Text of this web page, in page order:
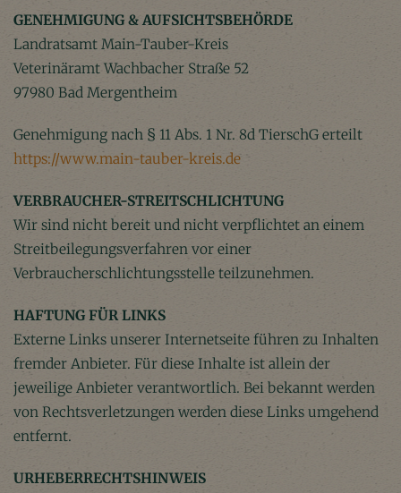
GENEHMIGUNG & AUFSICHTSBEHÖRDE
Landratsamt Main-Tauber-Kreis
Veterinäramt Wachbacher Straße 52
97980 Bad Mergentheim
Genehmigung nach § 11 Abs. 1 Nr. 8d TierschG erteilt
https://www.main-tauber-kreis.de
VERBRAUCHER-STREITSCHLICHTUNG
Wir sind nicht bereit und nicht verpflichtet an einem
Streitbeilegungsverfahren vor einer
Verbraucherschlichtungsstelle teilzunehmen.
HAFTUNG FÜR LINKS
Externe Links unserer Internetseite führen zu Inhalten
fremder Anbieter. Für diese Inhalte ist allein der
jeweilige Anbieter verantwortlich. Bei bekannt werden
von Rechtsverletzungen werden diese Links umgehend
entfernt.
URHEBERRECHTSHINWEIS